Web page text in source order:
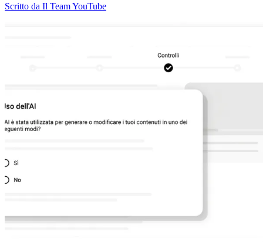
Scritto da Il Team YouTube